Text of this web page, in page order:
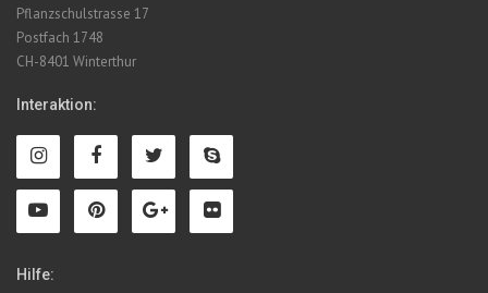
Pflanzschulstrasse 17
Postfach 1748
CH-8401 Winterthur
Interaktion:
Hilfe: